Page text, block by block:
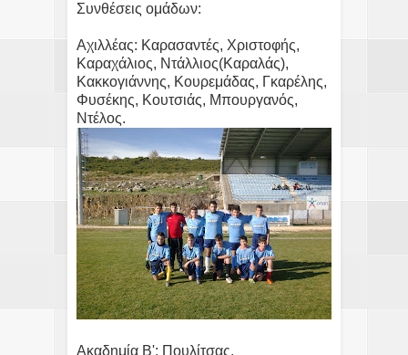
Συνθέσεις ομάδων:
Αχιλλέας: Καρασαντές, Χριστοφής,
Καραχάλιος, Ντάλλιος(Καραλάς),
Κακκογιάννης, Κουρεμάδας, Γκαρέλης,
Φυσέκης, Κουτσιάς, Μπουργανός,
Ντέλος.
Ακαδημία Β': Πουλίτσας,